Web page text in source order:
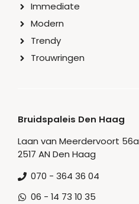
Immediate
Modern
Trendy
Trouwringen
Bruidspaleis Den Haag
Laan van Meerdervoort 56a
2517 AN Den Haag
070 - 364 36 04
06 - 14 73 10 35